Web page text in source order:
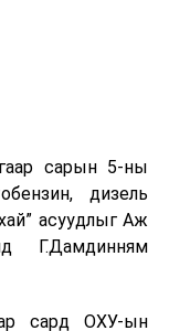
сарын 5-ны
дизель
асуудлыг Аж
Г.Дамдинням
сард ОХУ-ын